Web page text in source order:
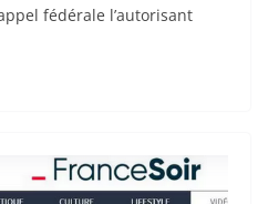
fédérale l’autorisant